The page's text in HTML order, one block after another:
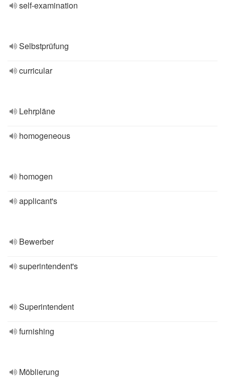
self-examination
Selbstprüfung
curricular
Lehrpläne
homogeneous
homogen
applicant's
Bewerber
superintendent's
Superintendent
furnishing
Möblierung